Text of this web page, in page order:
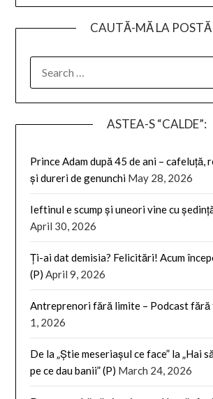
CAUTĂ-MĂ LA
FOR:
ASTEA-S “CALDE”:
Prince Adam după 45 de ani – cafeluță,
și dureri de genunchi May 28, 2026
Ieftinul e scump și uneori vine cu
April 30, 2026
Ți-ai dat demisia? Felicitări! Acum
(P) April 9, 2026
Antreprenori fără limite – Podcast fără
1, 2026
De la „Știe meseriașul ce face” la „Hai
pe ce dau banii” (P) March 24, 2026